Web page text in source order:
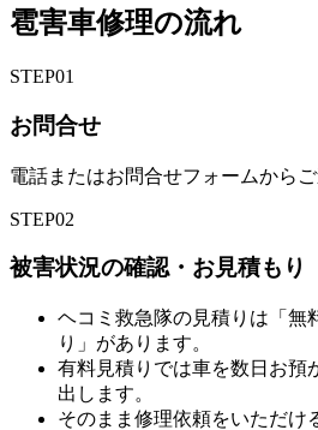
雹害車修理の流れ
STEP01
お問合せ
電話またはお問合せフォームからご
STEP02
被害状況の確認・お見積もり
ヘコミ救急隊の見積りは「無
り」があります。
有料見積りでは車を数日お預
出します。
そのまま修理依頼をいただけ